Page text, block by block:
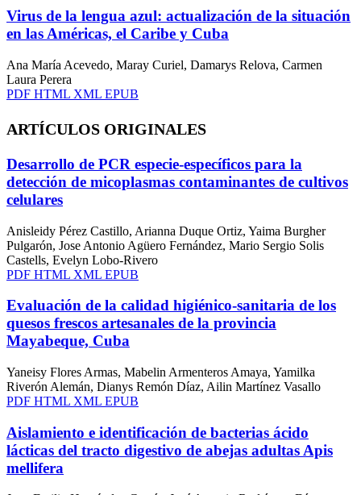
Virus de la lengua azul: actualización de la situación
en las Américas, el Caribe y Cuba
Ana María Acevedo, Maray Curiel, Damarys Relova, Carmen
Laura Perera
PDF HTML XML EPUB
ARTÍCULOS ORIGINALES
Desarrollo de PCR especie-específicos para la
detección de micoplasmas contaminantes de cultivos
celulares
Anisleidy Pérez Castillo, Arianna Duque Ortiz, Yaima Burgher
Pulgarón, Jose Antonio Agüero Fernández, Mario Sergio Solis
Castells, Evelyn Lobo-Rivero
PDF HTML XML EPUB
Evaluación de la calidad higiénico-sanitaria de los
quesos frescos artesanales de la provincia
Mayabeque, Cuba
Yaneisy Flores Armas, Mabelin Armenteros Amaya, Yamilka
Riverón Alemán, Dianys Remón Díaz, Ailin Martínez Vasallo
PDF HTML XML EPUB
Aislamiento e identificación de bacterias ácido
lácticas del tracto digestivo de abejas adultas Apis
mellifera